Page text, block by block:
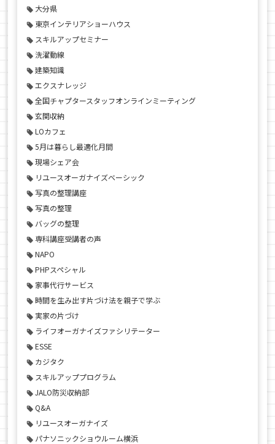
大分県
東京インテリアショーハウス
スキルアップセミナー
洗濯動線
建築知識
エクスナレッジ
全国チャプタースタッフオンラインミーティング
玄関収納
LOカフェ
5月は暮らし最適化月間
現場シェア会
リユースオーガナイズベーシック
写真の整理講座
写真の整理
バッグの整理
専科講座受講者の声
NAPO
PHPスペシャル
家事代行サービス
時間を生み出す片づけ法を親子で学ぶ
実家の片づけ
ライフオーガナイズファシリテーター
ESSE
カジタク
スキルアッププログラム
JALO防災収納部
Q&A
リユースオーガナイズ
パナソニックショウルーム横浜